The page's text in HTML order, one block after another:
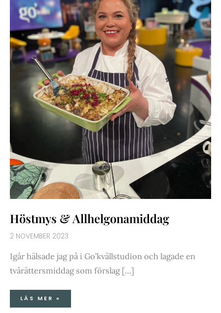
Höstmys & Allhelgonamiddag
2 NOVEMBER 2023
Igår hälsade jag på i Go’kvällstudion och lagade en
tvårättersmiddag som förslag […]
LÄS MER »